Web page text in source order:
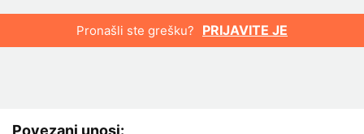
Pronašli ste grešku? PRIJAVITE JE